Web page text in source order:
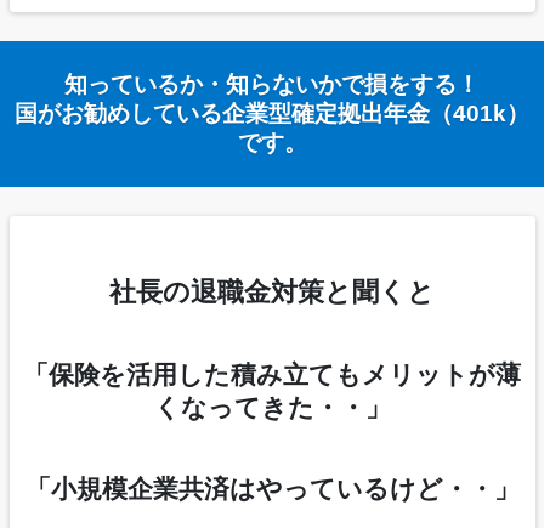
知っているか・知らないかで損をする！
国がお勧めしている企業型確定拠出年金（401k）
です。
社長の退職金対策と聞くと
「保険を活用した積み立てもメリットが薄
くなってきた・・」
「小規模企業共済はやっているけど・・」